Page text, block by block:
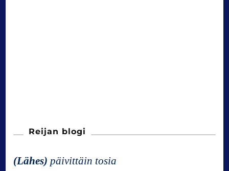
Reijan blogi
(Lähes) päivittäin tosia